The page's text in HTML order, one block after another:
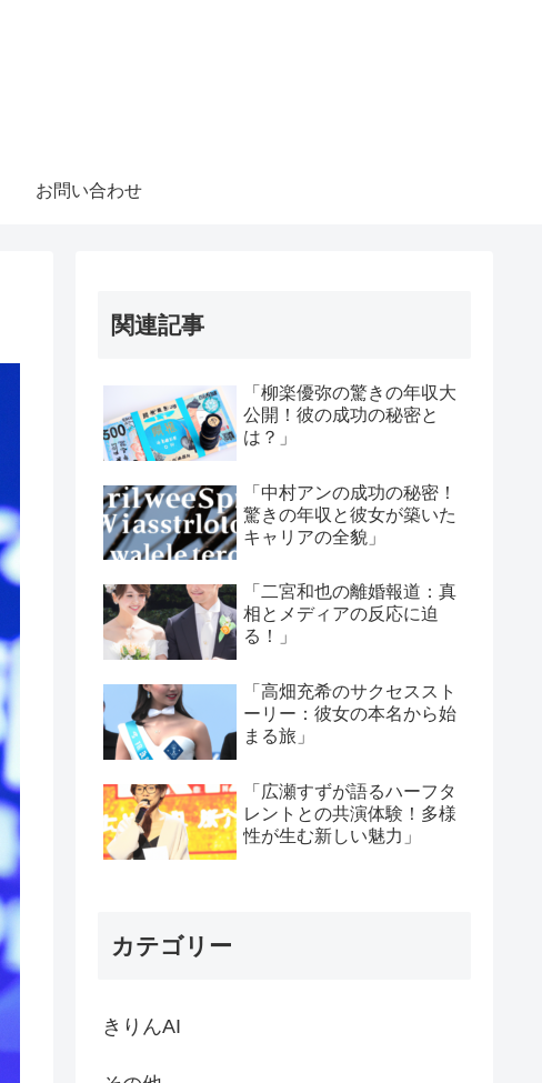
お問い合わせ
関連記事
「柳楽優弥の驚きの年収大
公開！彼の成功の秘密と
は？」
「中村アンの成功の秘密！
驚きの年収と彼女が築いた
キャリアの全貌」
「二宮和也の離婚報道：真
相とメディアの反応に迫
る！」
「高畑充希のサクセススト
ーリー：彼女の本名から始
まる旅」
「広瀬すずが語るハーフタ
レントとの共演体験！多様
性が生む新しい魅力」
カテゴリー
きりんAI